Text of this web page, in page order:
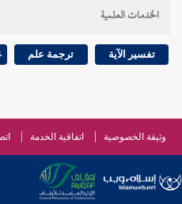
الخدمات العلمية
تفسير الآية ترجمة علم
وثيقة الخصوصية اتفاقية الخدمة